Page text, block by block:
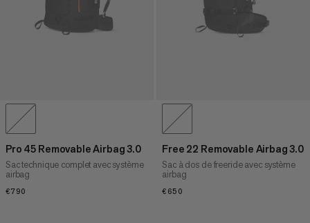
Pro 45 Removable Airbag 3.0
Sac technique complet avec système
airbag
€790
Free 22 Removable Airbag 3.0
Sac à dos de freeride avec système
airbag
€650